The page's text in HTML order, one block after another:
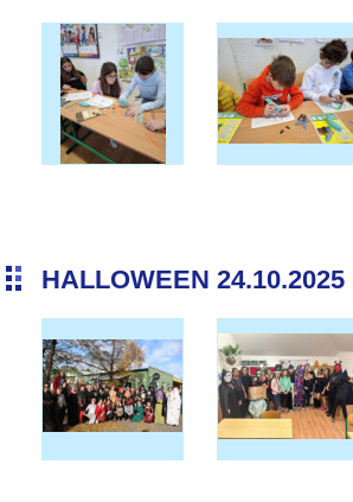
HALLOWEEN 24.10.2025